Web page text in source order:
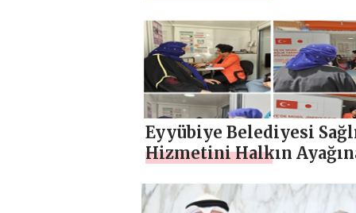
YARDIMLAR VE TAM
DONANIMLI DR.
Eyyübiye Belediyesi
Hizmetini Halkın